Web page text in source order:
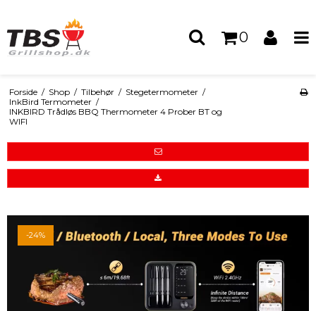
0
Forside / Shop / Tilbehør / Stegetermometer /
InkBird Termometer /
INKBIRD Trådløs BBQ Thermometer 4 Prober BT og
WIFI
-24%